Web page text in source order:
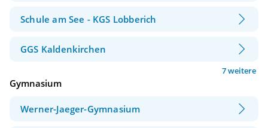
Schule am See - KGS Lobberich
GGS Kaldenkirchen
7 weitere
Gymnasium
Werner-Jaeger-Gymnasium